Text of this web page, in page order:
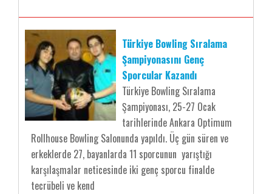
Türkiye Bowling Sıralama
Şampiyonasını Genç
Sporcular Kazandı
Türkiye Bowling Sıralama
Şampiyonası, 25-27 Ocak
tarihlerinde Ankara Optimum
Rollhouse Bowling Salonunda yapıldı. Üç gün süren ve
erkeklerde 27, bayanlarda 11 sporcunun yarıştığı
karşılaşmalar neticesinde iki genç sporcu finalde
tecrübeli ve kend